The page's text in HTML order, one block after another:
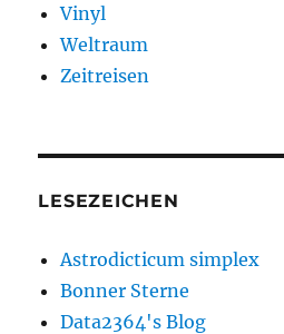
Vinyl
Weltraum
Zeitreisen
LESEZEICHEN
Astrodicticum simplex
Bonner Sterne
Data2364's Blog